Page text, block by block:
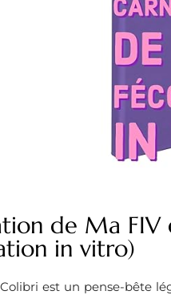
de Ma
in vitro)
est un pense-bête